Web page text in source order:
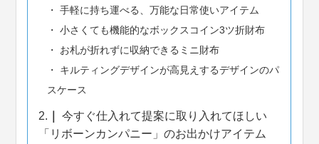
手軽に持ち運べる、万能な日常使いアイテム
小さくても機能的なボックスコイン3ツ折財布
お札が折れずに収納できるミニ財布
キルティングデザインが高見えするデザインのパ
スケース
2.
今すぐ仕入れて提案に取り入れてほしい
「リボーンカンパニー」のお出かけアイテム